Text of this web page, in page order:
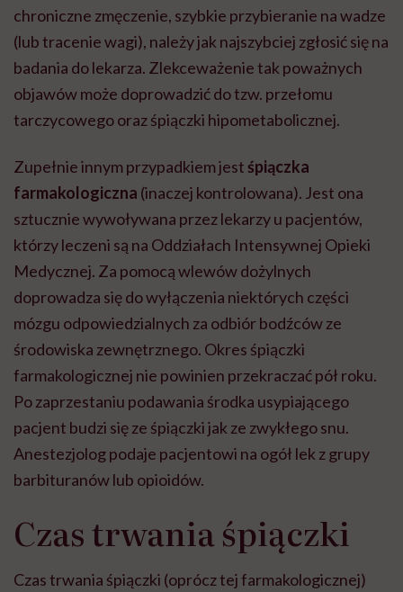
chroniczne zmęczenie, szybkie przybieranie na wadze
(lub tracenie wagi), należy jak najszybciej zgłosić się na
badania do lekarza. Zlekceważenie tak poważnych
objawów może doprowadzić do tzw. przełomu
tarczycowego oraz śpiączki hipometabolicznej.
Zupełnie innym przypadkiem jestśpiączka
farmakologiczna (inaczej kontrolowana). Jest ona
sztucznie wywoływana przez lekarzy u pacjentów,
którzy leczeni są na Oddziałach Intensywnej Opieki
Medycznej. Za pomocą wlewów dożylnych
doprowadza się do wyłączenia niektórych części
mózgu odpowiedzialnych za odbiór bodźców ze
środowiska zewnętrznego. Okres śpiączki
farmakologicznej nie powinien przekraczać pół roku.
Po zaprzestaniu podawania środka usypiającego
pacjent budzi się ze śpiączki jak ze zwykłego snu.
Anestezjolog podaje pacjentowi na ogół lek z grupy
barbituranów lub opioidów.
Czas trwania śpiączki
Czas trwania śpiączki (oprócz tej farmakologicznej)